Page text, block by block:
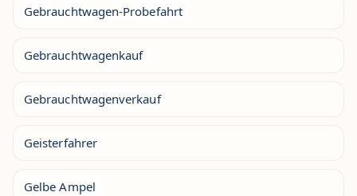
Gebrauchtwagen-Probefahrt
Gebrauchtwagenkauf
Gebrauchtwagenverkauf
Geisterfahrer
Gelbe Ampel